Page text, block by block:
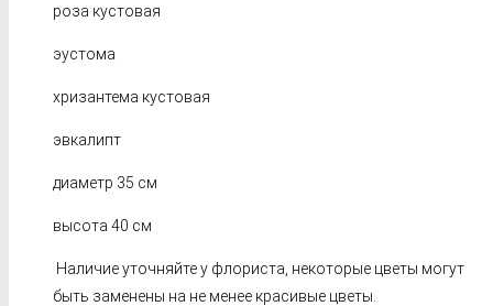
роза кустовая
эустома
хризантема кустовая
эвкалипт
диаметр 35 см
высота 40 см
Наличие уточняйте у флориста, некоторые цветы могут
быть заменены на не менее красивые цветы.